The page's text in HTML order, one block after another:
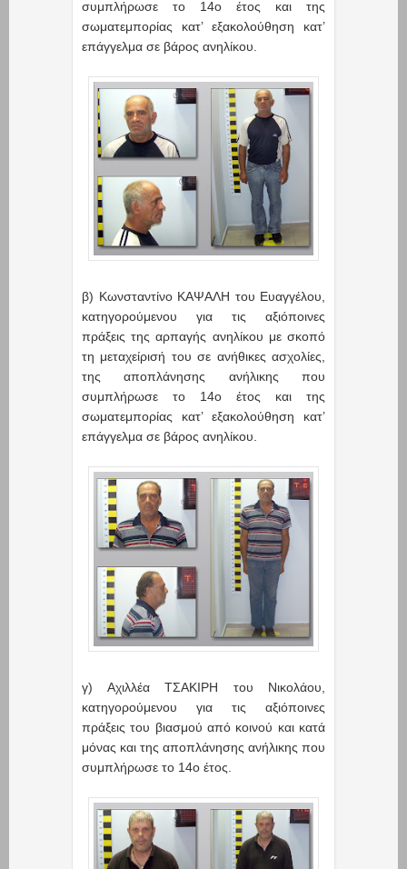
συμπλήρωσε το 14ο έτος και της
σωματεμπορίας κατ’ εξακολούθηση κατ’
επάγγελμα σε βάρος ανηλίκου.
β) Κωνσταντίνο ΚΑΨΑΛΗ του Ευαγγέλου,
κατηγορούμενου για τις αξιόποινες
πράξεις της αρπαγής ανηλίκου με σκοπό
τη μεταχείρισή του σε ανήθικες ασχολίες,
της αποπλάνησης ανήλικης που
συμπλήρωσε το 14ο έτος και της
σωματεμπορίας κατ’ εξακολούθηση κατ’
επάγγελμα σε βάρος ανηλίκου.
γ) Αχιλλέα ΤΣΑΚΙΡΗ του Νικολάου,
κατηγορούμενου για τις αξιόποινες
πράξεις του βιασμού από κοινού και κατά
μόνας και της αποπλάνησης ανήλικης που
συμπλήρωσε το 14ο έτος.